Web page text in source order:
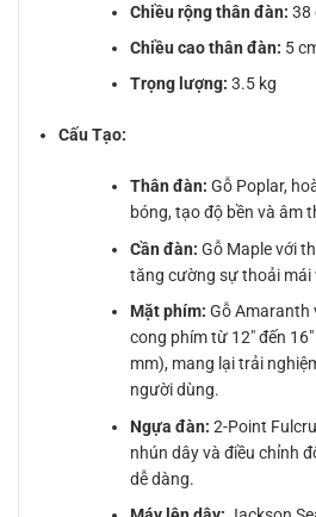
Chiều rộng thân đàn: 38
Chiều cao thân đàn: 5
Trọng lượng: 3.5 kg
Cấu Tạo:
Thân đàn: Gỗ Poplar,
bóng, tạo độ bền và âm
Cần đàn: Gỗ Maple với
tăng cường sự thoải mái
Mặt phím: Gỗ Amaranth
cong phím từ 12″ đến
mm), mang lại trải
người dùng.
Ngựa đàn: 2-Point
nhún dây và điều chỉnh
dễ dàng.